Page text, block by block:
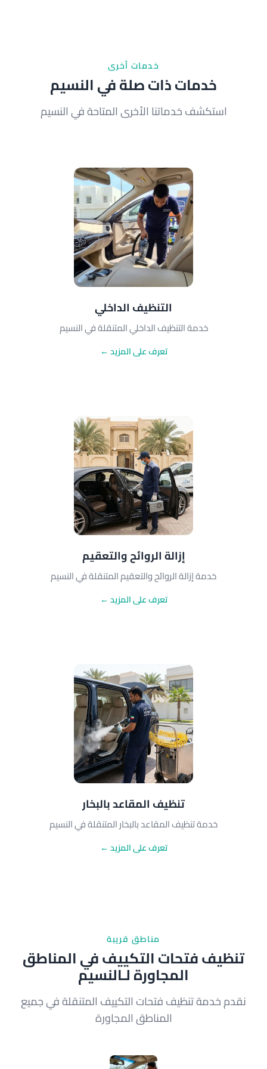
خدمات أخرى
خدمات ذات صلة في النسيم
استكشف خدماتنا الأخرى المتاحة في النسيم
التنظيف الداخلي
خدمة التنظيف الداخلي المتنقلة في النسيم
تعرف على المزيد ←
إزالة الروائح والتعقيم
خدمة إزالة الروائح والتعقيم المتنقلة في النسيم
تعرف على المزيد ←
تنظيف المقاعد بالبخار
خدمة تنظيف المقاعد بالبخار المتنقلة في النسيم
تعرف على المزيد ←
مناطق قريبة
تنظيف فتحات التكييف في المناطق
المجاورة لـالنسيم
نقدم خدمة تنظيف فتحات التكييف المتنقلة في جميع
المناطق المجاورة